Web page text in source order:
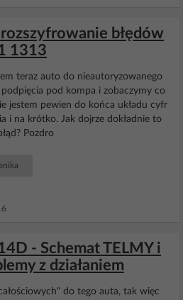
błędów
1313
teraz auto do nieautoryzowanego
pod kompa i zobaczymy co
jestem pewien do końca układu cyfr
i na krótko. Jak dojrze dokładnie to
Pozdro
- Schemat TELMY i
z działaniem
do tego auta, tak więc